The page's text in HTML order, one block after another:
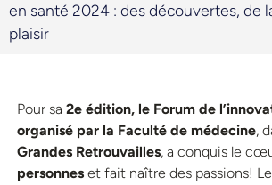
en santé 2024 : des découvertes, de
plaisir
Pour sa 2e édition, le Forum de
organisé par la Faculté de médecine,
Grandes Retrouvailles, a conquis le
personnes et fait naître des passions! Le